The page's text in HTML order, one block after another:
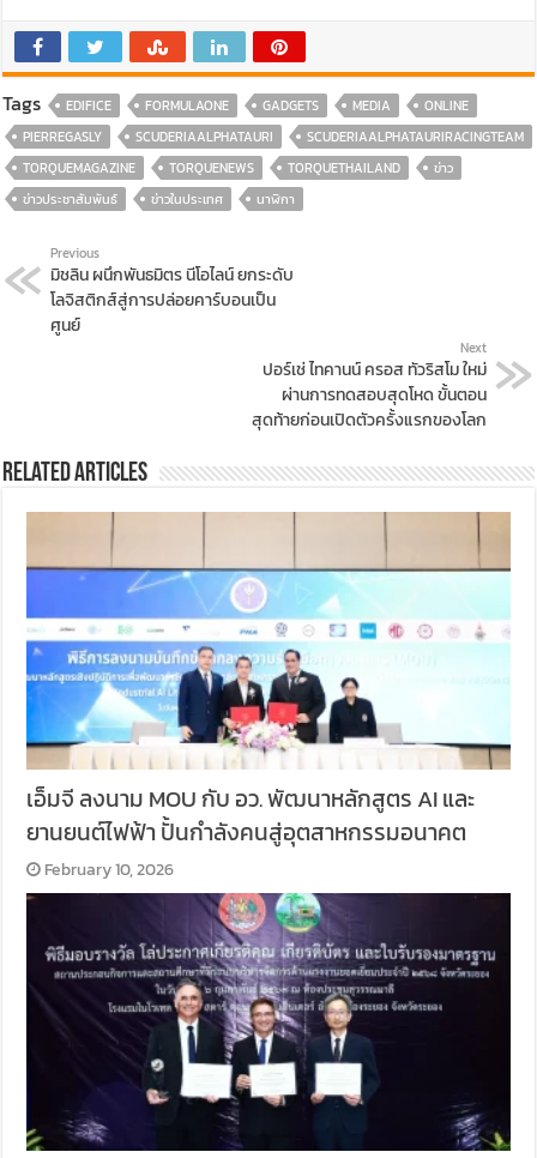
Tags EDIFICE FORMULAONE GADGETS MEDIA
ONLINE
PIERREGASLY
SCUDERIAALPHATAURI
SCUDERIAALPHATAURIRACINGTEAM
TORQUEMAGAZINE
TORQUENEWS TORQUETHAILAND
ข่าว
ข่าวประชาสัมพันธ์
ข่าวในประเทศ นาฬิกา
Previous
มิชลิน ผนึกพันธมิตร นีโอไลน์ ยกระดับ
โลจิสติกส์สู่การปล่อยคาร์บอนเป็น
ศูนย์
Next
ปอร์เช่ ไทคานน์ ครอส ทัวริสโม ใหม่
ผ่านการทดสอบสุดโหด ขั้นตอน
สุดท้ายก่อนเปิดตัวครั้งแรกของโลก
Related Articles
เอ็มจี ลงนาม MOU กับ อว. พัฒนาหลักสูตร AI และ
ยานยนต์ไฟฟ้า ปั้นกำลังคนสู่อุตสาหกรรมอนาคต
February 10, 2026